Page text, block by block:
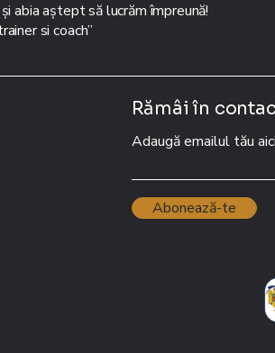
abia aștept să lucrăm împreună!
si coach”
Rămâi în
Adaugă emailul tău aici
Abonează-te